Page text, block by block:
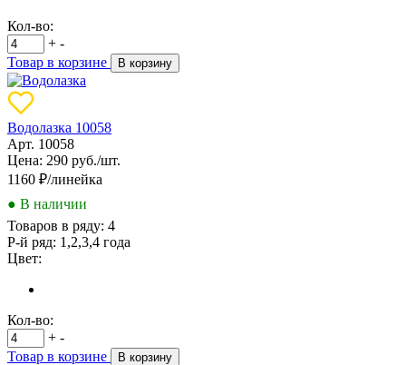
Кол-во:
+ -
Товар в корзине
В корзину
Водолазка 10058
Арт. 10058
Цена: 290 руб./шт.
1160 ₽/линейка
● В наличии
Товаров в ряду: 4
Р-й ряд: 1,2,3,4 года
Цвет:
Кол-во:
+ -
Товар в корзине
В корзину